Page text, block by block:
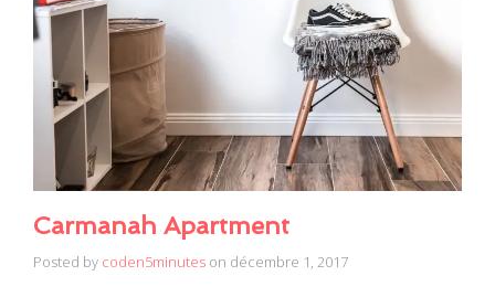
Carmanah Apartment
Posted by coden5minutes on décembre 1, 2017